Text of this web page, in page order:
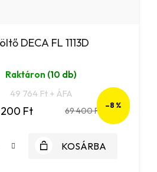
DECA FL 1113D
Raktáron (10 db)
49 764 Ft + ÁFA
200 Ft 69 400 Ft
–8 %
KOSÁRBA